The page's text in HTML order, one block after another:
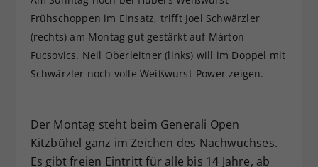
Frühschoppen im Einsatz, trifft Joel Schwärzler
(rechts) am Montag gut gestärkt auf Márton
Fucsovics. Neil Oberleitner (links) will im Doppel mit
Schwärzler noch volle Weißwurst-Power zeigen.
Der Montag steht beim Generali Open
Kitzbühel ganz im Zeichen des Nachwuchses.
Es gibt freien Eintritt für alle bis 14 Jahre, ab